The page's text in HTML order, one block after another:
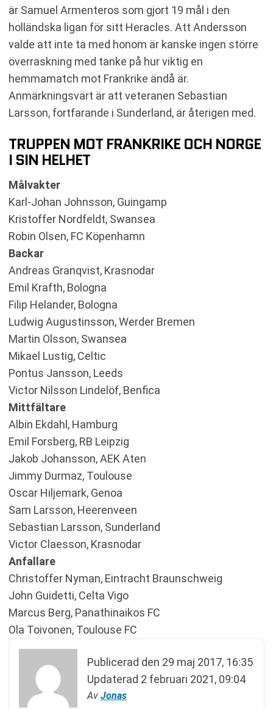
är Samuel Armenteros som gjort 19 mål i den
holländska ligan för sitt Heracles. Att Andersson
valde att inte ta med honom är kanske ingen större
överraskning med tanke på hur viktig en
hemmamatch mot Frankrike ändå är.
Anmärkningsvärt är att veteranen Sebastian
Larsson, fortfarande i Sunderland, är återigen med.
TRUPPEN MOT FRANKRIKE OCH NORGE
I SIN HELHET
Målvakter
Karl-Johan Johnsson, Guingamp
Kristoffer Nordfeldt, Swansea
Robin Olsen, FC Köpenhamn
Backar
Andreas Granqvist, Krasnodar
Emil Krafth, Bologna
Filip Helander, Bologna
Ludwig Augustinsson, Werder Bremen
Martin Olsson, Swansea
Mikael Lustig, Celtic
Pontus Jansson, Leeds
Victor Nilsson Lindelöf, Benfica
Mittfältare
Albin Ekdahl, Hamburg
Emil Forsberg, RB Leipzig
Jakob Johansson, AEK Aten
Jimmy Durmaz, Toulouse
Oscar Hiljemark, Genoa
Sam Larsson, Heerenveen
Sebastian Larsson, Sunderland
Victor Claesson, Krasnodar
Anfallare
Christoffer Nyman, Eintracht Braunschweig
John Guidetti, Celta Vigo
Marcus Berg, Panathinaikos FC
Ola Toivonen, Toulouse FC
Publicerad den 29 maj 2017, 16:35
Updaterad 2 februari 2021, 09:04
Av Jonas